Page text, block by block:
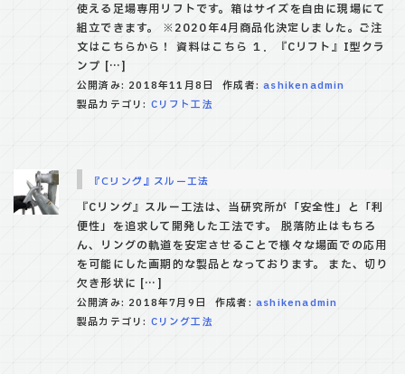
使える足場専用リフトです。箱はサイズを自由に現場にて
組立できます。 ※2020年4月商品化決定しました。ご注
文はこちらから！ 資料はこちら １．『Cリフト』I型クラ
ンプ […]
公開済み: 2018年11月8日 作成者:ashikenadmin
製品カテゴリ: Cリフト工法
『Cリング』スルー工法
『Cリング』スルー工法は、当研究所が「安全性」と「利
便性」を追求して開発した工法です。 脱落防止はもちろ
ん、リングの軌道を安定させることで様々な場面での応用
を可能にした画期的な製品となっております。 また、切り
欠き形状に […]
公開済み: 2018年7月9日 作成者: ashikenadmin
製品カテゴリ: Cリング工法